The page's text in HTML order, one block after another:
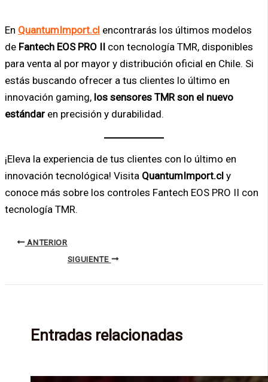
En QuantumImport.cl encontrarás los últimos modelos
de Fantech EOS PRO II con tecnología TMR, disponibles
para venta al por mayor y distribución oficial en Chile. Si
estás buscando ofrecer a tus clientes lo último en
innovación gaming, los sensores TMR son el nuevo
estándar en precisión y durabilidad.
¡Eleva la experiencia de tus clientes con lo último en
innovación tecnológica! Visita QuantumImport.cl y
conoce más sobre los controles Fantech EOS PRO II con
tecnología TMR.
ANTERIOR
SIGUIENTE
Entradas relacionadas